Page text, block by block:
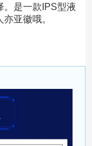
。是一款IPS型液
亚徽哦。